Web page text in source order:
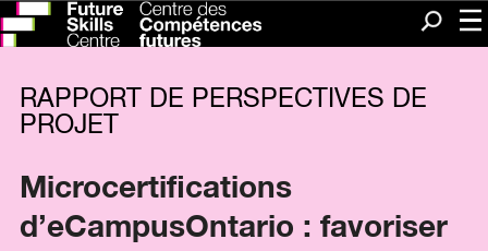
RAPPORT DE PERSPECTIVES DE
PROJET
Microcertifications
d’eCampusOntario : favoriser